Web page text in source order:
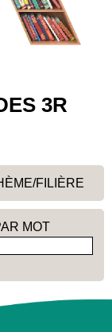
3R
FILIÈRE
MOT